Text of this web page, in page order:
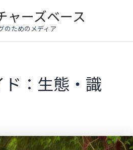
ャーズベース
のためのメディア
：生態・識